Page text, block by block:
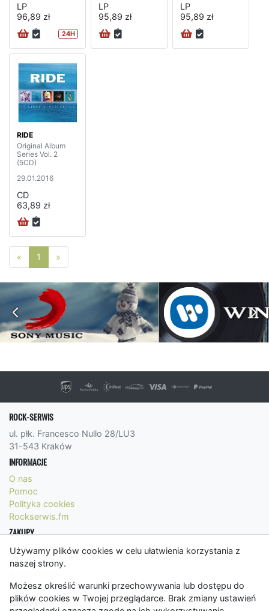
Używamy plików cookies w celu ułatwienia korzystania z
naszej strony.
Możesz określić warunki przechowywania lub dostępu do
plików cookies w Twojej przeglądarce. Brak zmiany ustawień
LP
96,89 zł
24H
LP
95,89 zł
LP
95,89 zł
RIDE
Original Album
Series Vol. 2
(5CD)
29.01.2016
CD
63,89 zł
« Poprzednia strona
1 »
ROCK-SERWIS
ul. płk. Francesco Nullo 28/LU3
31-543 Kraków
INFORMACJE
O nas
Pomoc
Polityka cookies
Rockserwis.fm
ZAKUPY
Formy płatności
Koszty wysyłki
Regulamin
KONTAKT